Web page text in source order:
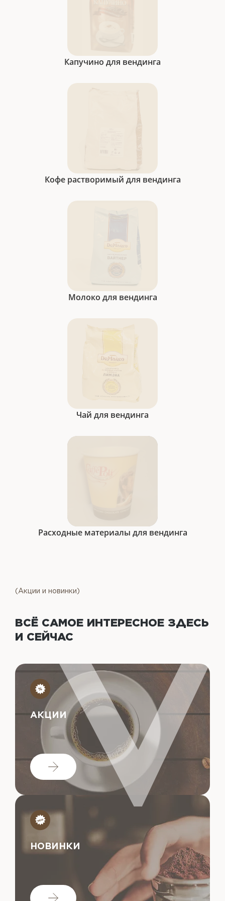
Капучино для вендинга
Кофе растворимый для вендинга
Молоко для вендинга
Чай для вендинга
Расходные материалы для вендинга
(Акции и новинки)
ВСЁ САМОЕ ИНТЕРЕСНОЕ ЗДЕСЬ
И СЕЙЧАС
АКЦИИ
НОВИНКИ